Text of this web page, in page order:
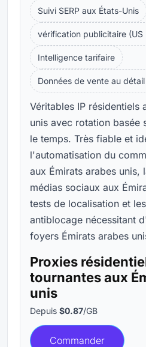
Suivi SERP aux États-Unis
vérification publicitaire (US
Intelligence tarifaire
Données de vente au
Véritables IP résidentiels
unis avec rotation basée
le temps. Très fiable et
l'automatisation du
aux Émirats arabes unis,
médias sociaux aux
tests de localisation et
antiblocage nécessitant
foyers Émirats arabes
Proxies
tournantes aux
unis
Depuis $0.87/GB
Commander